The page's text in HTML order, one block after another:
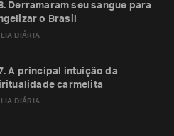
DIÁRIA
Derramaram seu sangue para
o Brasil
DIÁRIA
A principal intuição da
carmelita